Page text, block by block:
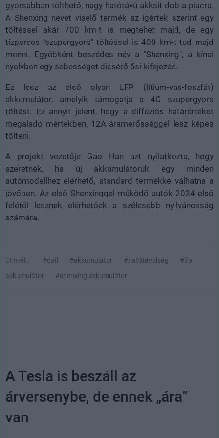
gyorsabban tölthető, nagy hatótávú akksit dob a piacra.
A Shenxing nevet viselő termék az ígértek szerint egy
töltéssel akár 700 km-t is megtehet majd, de egy
tízperces "szupergyors" töltéssel is 400 km-t tud majd
menni. Egyébként beszédes név a "Shenxing", a kínai
nyelvben egy sebességet dicsérő ősi kifejezés.
Ez lesz az első olyan LFP (lítium-vas-foszfát)
akkumulátor, amelyik támogatja a 4C szupergyors
töltést. Ez annyit jelent, hogy a diffúziós határértéket
megaladó mértékben, 12A áramerősséggel lesz képes
tölteni.
A projekt vezetője Gao Han azt nyilatkozta, hogy
szeretnék, ha új akkumulátoruk egy minden
autómodellhez elérhető, standard termékké válhatna a
jövőben. Az első Shenxinggel működő autók 2024 első
felétől lesznek elérhetőek a szélesebb nyilvánosság
számára.
Címkék: #catl #akkumulátor #hatótávolság
#lfp
akkumulátor
#shenxing akkumulátor
A Tesla is beszáll az
árversenybe, de ennek „ára”
van